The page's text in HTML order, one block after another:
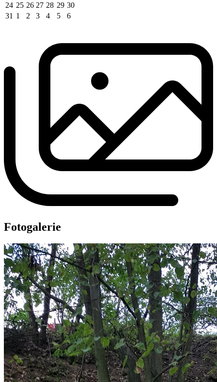
24 25 26 27 28 29 30
31 1 2 3 4 5 6
Fotogalerie